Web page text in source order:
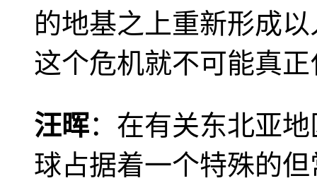
的地基之上重新形成
这个危机就不可能真
汪晖：在有关东北亚
球占据着一个特殊的